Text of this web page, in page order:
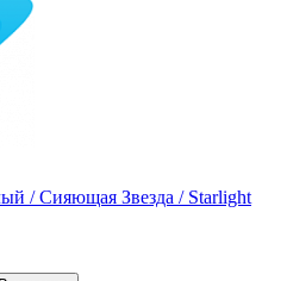
/ Сияющая Звезда / Starlight